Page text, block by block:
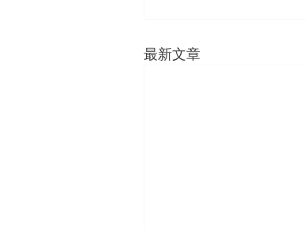
最新文章